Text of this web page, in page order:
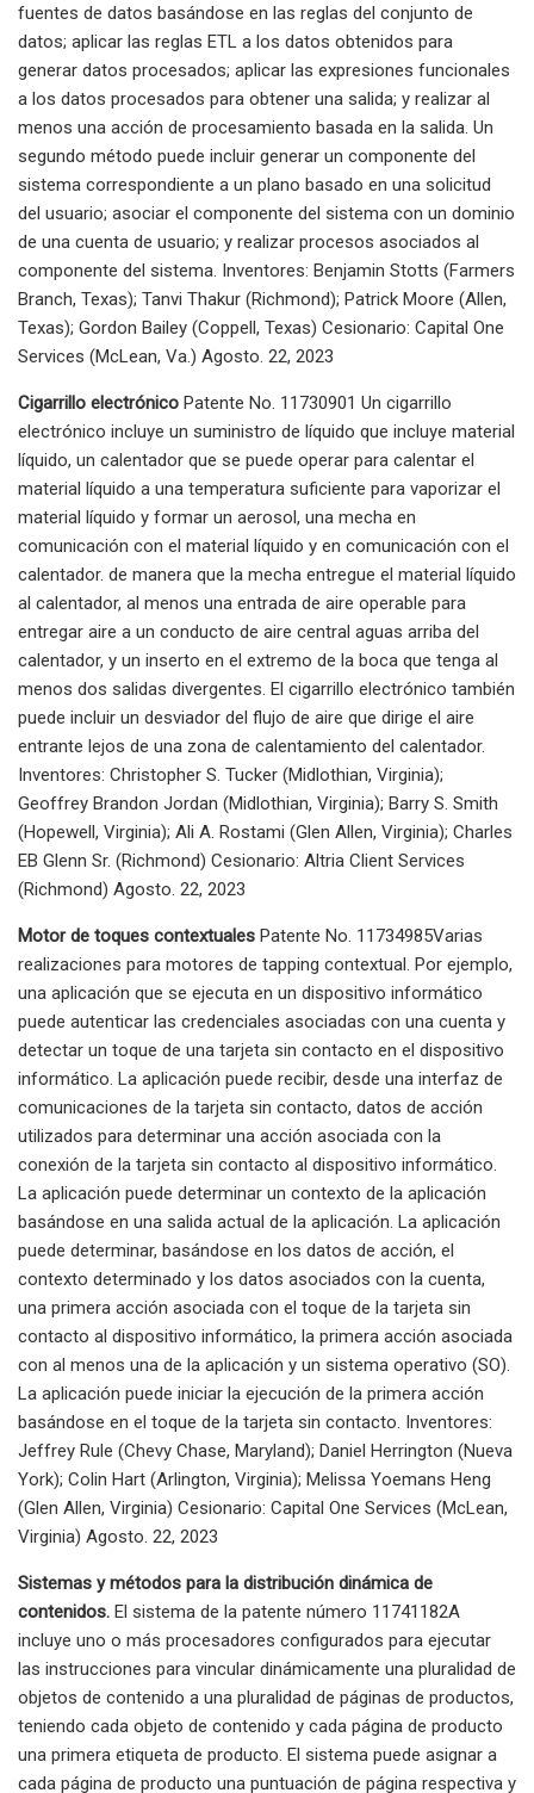
fuentes de datos basándose en las reglas del conjunto de
datos; aplicar las reglas ETL a los datos obtenidos para
generar datos procesados; aplicar las expresiones funcionales
a los datos procesados ​​para obtener una salida; y realizar al
menos una acción de procesamiento basada en la salida. Un
segundo método puede incluir generar un componente del
sistema correspondiente a un plano basado en una solicitud
del usuario; asociar el componente del sistema con un dominio
de una cuenta de usuario; y realizar procesos asociados al
componente del sistema. Inventores: Benjamin Stotts (Farmers
Branch, Texas); Tanvi Thakur (Richmond); Patrick Moore (Allen,
Texas); Gordon Bailey (Coppell, Texas) Cesionario: Capital One
Services (McLean, Va.) Agosto. 22, 2023
Cigarrillo electrónico Patente No. 11730901 Un cigarrillo
electrónico incluye un suministro de líquido que incluye material
líquido, un calentador que se puede operar para calentar el
material líquido a una temperatura suficiente para vaporizar el
material líquido y formar un aerosol, una mecha en
comunicación con el material líquido y en comunicación con el
calentador. de manera que la mecha entregue el material líquido
al calentador, al menos una entrada de aire operable para
entregar aire a un conducto de aire central aguas arriba del
calentador, y un inserto en el extremo de la boca que tenga al
menos dos salidas divergentes. El cigarrillo electrónico también
puede incluir un desviador del flujo de aire que dirige el aire
entrante lejos de una zona de calentamiento del calentador.
Inventores: Christopher S. Tucker (Midlothian, Virginia);
Geoffrey Brandon Jordan (Midlothian, Virginia); Barry S. Smith
(Hopewell, Virginia); Ali A. Rostami (Glen Allen, Virginia); Charles
EB Glenn Sr. (Richmond) Cesionario: Altria Client Services
(Richmond) Agosto. 22, 2023
Motor de toques contextuales Patente No. 11734985Varias
realizaciones para motores de tapping contextual. Por ejemplo,
una aplicación que se ejecuta en un dispositivo informático
puede autenticar las credenciales asociadas con una cuenta y
detectar un toque de una tarjeta sin contacto en el dispositivo
informático. La aplicación puede recibir, desde una interfaz de
comunicaciones de la tarjeta sin contacto, datos de acción
utilizados para determinar una acción asociada con la
conexión de la tarjeta sin contacto al dispositivo informático.
La aplicación puede determinar un contexto de la aplicación
basándose en una salida actual de la aplicación. La aplicación
puede determinar, basándose en los datos de acción, el
contexto determinado y los datos asociados con la cuenta,
una primera acción asociada con el toque de la tarjeta sin
contacto al dispositivo informático, la primera acción asociada
con al menos una de la aplicación y un sistema operativo (SO).
La aplicación puede iniciar la ejecución de la primera acción
basándose en el toque de la tarjeta sin contacto. Inventores:
Jeffrey Rule (Chevy Chase, Maryland); Daniel Herrington (Nueva
York); Colin Hart (Arlington, Virginia); Melissa Yoemans Heng
(Glen Allen, Virginia) Cesionario: Capital One Services (McLean,
Virginia) Agosto. 22, 2023
Sistemas y métodos para la distribución dinámica de
contenidos. El sistema de la patente número 11741182A
incluye uno o más procesadores configurados para ejecutar
las instrucciones para vincular dinámicamente una pluralidad de
objetos de contenido a una pluralidad de páginas de productos,
teniendo cada objeto de contenido y cada página de producto
una primera etiqueta de producto. El sistema puede asignar a
cada página de producto una puntuación de página respectiva y